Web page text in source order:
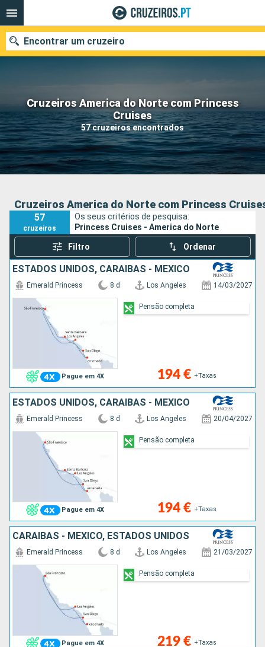
Cruzeiros America do Norte com Princess
Cruises
57 cruzeiros encontrados
Encontrar um cruzeiro
Quando ir?
Data de partida
Portos Companhias
Cruzeiros America do Norte com Princess
57
cruzeiros
Os seus critérios de pesquisa:
Princess Cruises - America do Norte
Filtro Ordenar
ESTADOS UNIDOS, CARAIBAS - MEXICO
Pague em 4X
Emerald Princess 8 d Los Angeles 14/03/2027
194 € +Taxas
Pensão completa
ESTADOS UNIDOS, CARAIBAS - MEXICO
Pague em 4X
Emerald Princess 8 d Los Angeles 20/04/2027
194 € +Taxas
Pensão completa
CARAIBAS - MEXICO, ESTADOS UNIDOS
Pague em 4X
Emerald Princess 8 d Los Angeles 21/03/2027
219 € +Taxas
Pensão completa